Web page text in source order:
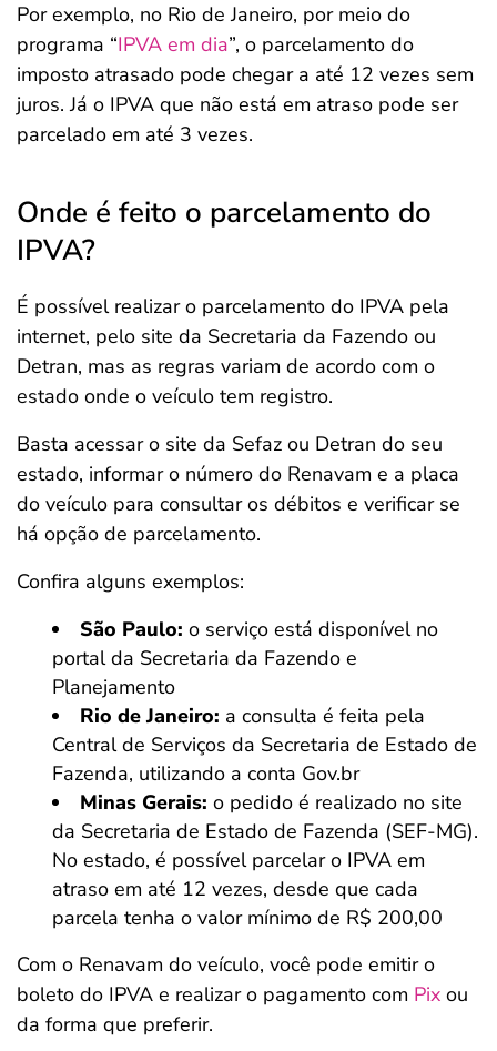
Por exemplo, no Rio de Janeiro, por meio do
programa “IPVA em dia”, o parcelamento do
imposto atrasado pode chegar a até 12 vezes sem
juros. Já o IPVA que não está em atraso pode ser
parcelado em até 3 vezes.
Onde é feito o parcelamento do
IPVA?
É possível realizar o parcelamento do IPVA pela
internet, pelo site da Secretaria da Fazendo ou
Detran, mas as regras variam de acordo com o
estado onde o veículo tem registro.
Basta acessar o site da Sefaz ou Detran do seu
estado, informar o número do Renavam e a placa
do veículo para consultar os débitos e verificar se
há opção de parcelamento.
Confira alguns exemplos:
São Paulo: o serviço está disponível no
portal da Secretaria da Fazendo e
Planejamento
Rio de Janeiro: a consulta é feita pela
Central de Serviços da Secretaria de Estado de
Fazenda, utilizando a conta Gov.br
Minas Gerais: o pedido é realizado no site
da Secretaria de Estado de Fazenda (SEF-MG).
No estado, é possível parcelar o IPVA em
atraso em até 12 vezes, desde que cada
parcela tenha o valor mínimo de R$ 200,00
Com o Renavam do veículo, você pode emitir o
boleto do IPVA e realizar o pagamento com Pix ou
da forma que preferir.